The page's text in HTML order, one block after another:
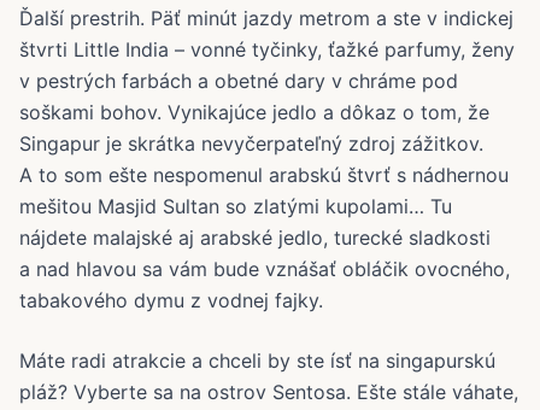
Ďalší prestrih. Päť minút jazdy metrom a ste v indickej
štvrti Little India – vonné tyčinky, ťažké parfumy, ženy
v pestrých farbách a obetné dary v chráme pod
soškami bohov. Vynikajúce jedlo a dôkaz o tom, že
Singapur je skrátka nevyčerpateľný zdroj zážitkov.
A to som ešte nespomenul arabskú štvrť s nádhernou
mešitou Masjid Sultan so zlatými kupolami… Tu
nájdete malajské aj arabské jedlo, turecké sladkosti
a nad hlavou sa vám bude vznášať obláčik ovocného,
tabakového dymu z vodnej fajky.
Máte radi atrakcie a chceli by ste ísť na singapurskú
pláž? Vyberte sa na ostrov Sentosa. Ešte stále váhate,